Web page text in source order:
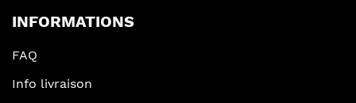
INFORMATIONS
FAQ
Info livraison